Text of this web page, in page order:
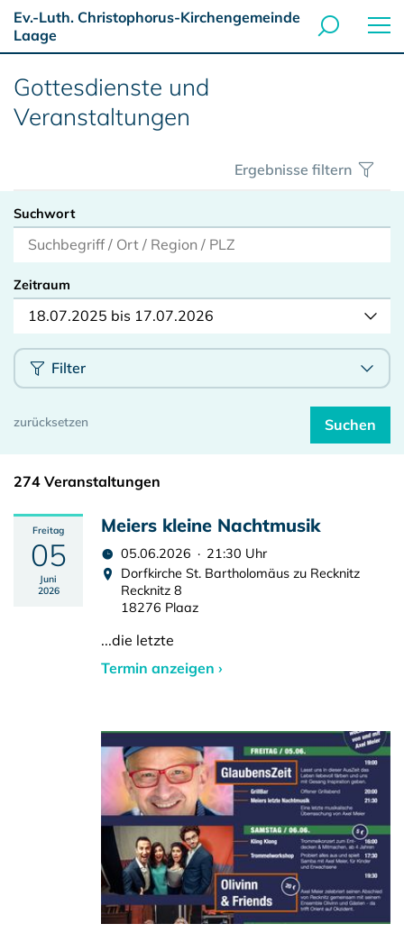
Ev.-Luth. Christophorus-Kirchengemeinde
Laage
Gottesdienste und
Veranstaltungen
Ergebnisse filtern
Suchwort
Zeitraum
18.07.2025 bis 17.07.2026
Filter
274 Veranstaltungen
Freitag
05
Juni
2026
Meiers kleine Nachtmusik
05.06.2026 · 21:30 Uhr
Dorfkirche St. Bartholomäus zu Recknitz
Recknitz 8
18276 Plaaz
...die letzte
Termin anzeigen ›